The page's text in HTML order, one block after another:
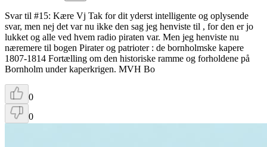
Svar til #15: Kære Vj Tak for dit yderst intelligente og oplysende
svar, men nej det var nu ikke den sag jeg henviste til , for den er jo
lukket og alle ved hvem radio piraten var. Men jeg henviste nu
næremere til bogen Pirater og patrioter : de bornholmske kapere
1807-1814 Fortælling om den historiske ramme og forholdene på
Bornholm under kaperkrigen. MVH Bo
0
0